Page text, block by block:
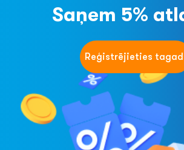
Saņem 5%
Reģistrējieties